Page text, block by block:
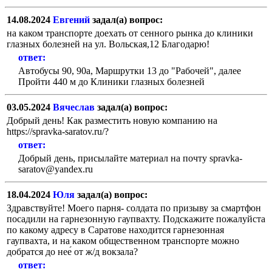
14.08.2024 Евгений задал(а) вопрос:
на каком транспорте доехать от сенного рынка до клиники
глазных болезней на ул. Вольская,12 Благодарю!
ответ:
Автобусы 90, 90а, Маршрутки 13 до "Рабочей", далее
Пройти 440 м до Клиники глазных болезней
03.05.2024 Вячеслав задал(а) вопрос:
Добрый день! Как разместить новую компанию на
https://spravka-saratov.ru/?
ответ:
Добрый день, присылайте материал на почту spravka-
saratov@yandex.ru
18.04.2024 Юля задал(а) вопрос:
Здравствуйте! Моего парня- солдата по призыву за смартфон
посадили на гарнезонную гаупвахту. Подскажите пожалуйста
по какому адресу в Саратове находится гарнезонная
гаупвахта, и на каком общественном транспорте можно
добратся до нее́ от ж/д вокзала?
ответ: